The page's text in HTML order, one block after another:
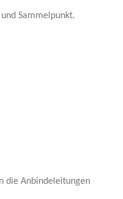
Sammelpunkt.
die Anbindeleitungen